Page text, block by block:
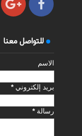
للتواصل معنا
الاسم
بريد إلكتروني*
رسالة*